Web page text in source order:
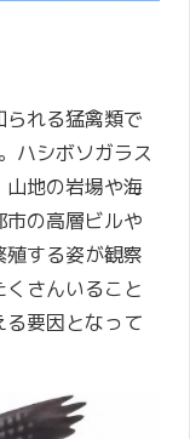
れる猛禽類で
ハシボソガラス
山地の岩場や海
の高層ビルや
する姿が観察
さんいること
要因となって